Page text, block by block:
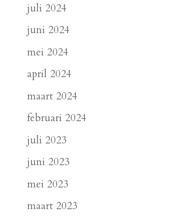
juli 2024
juni 2024
mei 2024
april 2024
maart 2024
februari 2024
juli 2023
juni 2023
mei 2023
maart 2023